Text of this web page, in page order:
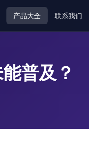
产品大全 联系我们
普及？